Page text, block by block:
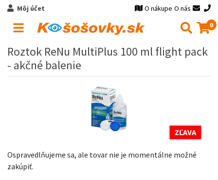
Môj účet O nákupe O nás
0
Roztok ReNu MultiPlus 100 ml flight pack
- akčné balenie
ZĽAVA
Ospravedlňujeme sa, ale tovar nie je momentálne možné
zakúpiť.